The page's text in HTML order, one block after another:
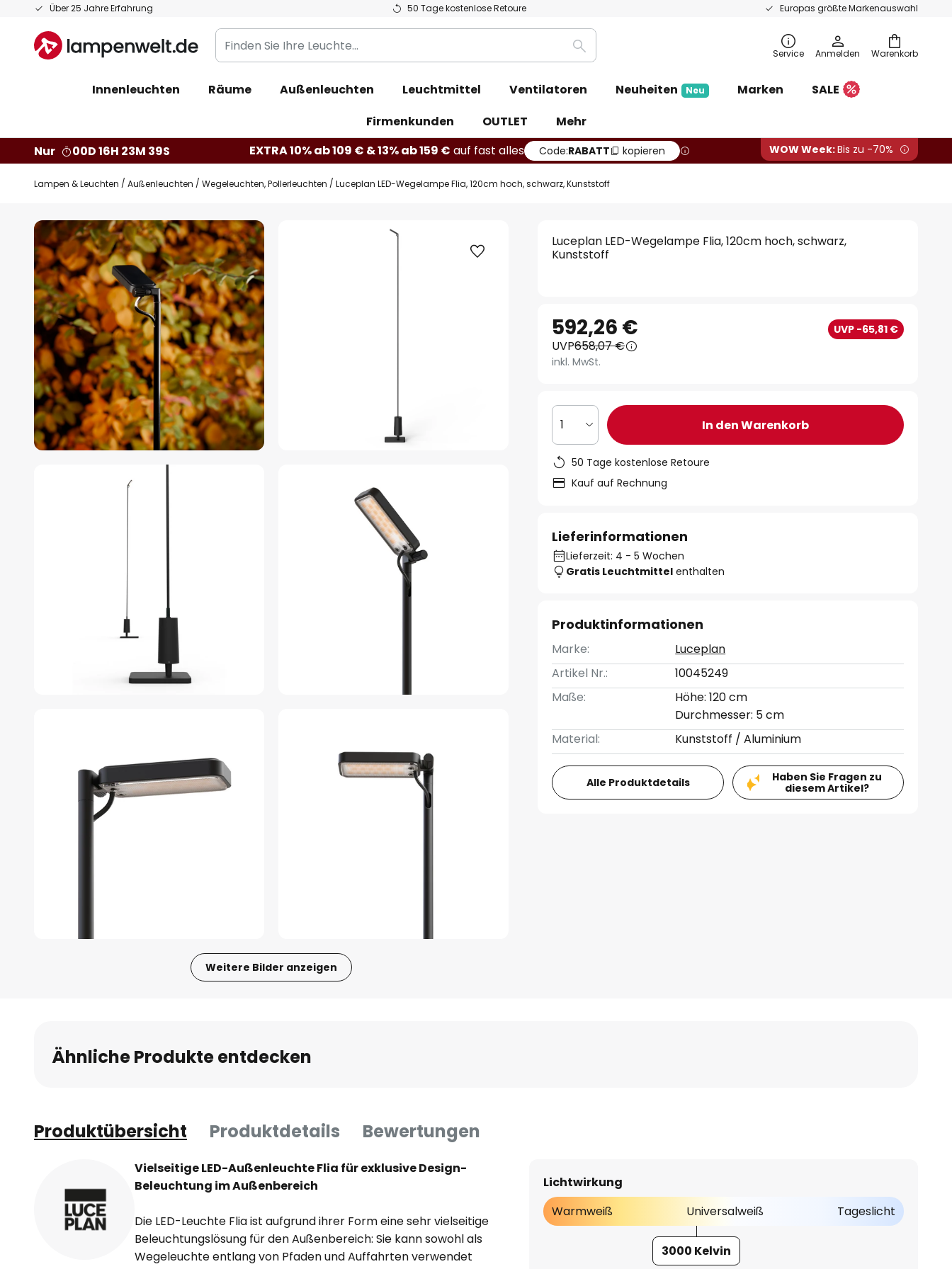
Über 25 Jahre Erfahrung 50 Tage kostenlose Retoure Europas größte Markenauswahl
Zum
springen
Warenkorb
Finden
Sie
Leuchte...
Suche Service Anmelden
Innenleuchten Räume Außenleuchten Leuchtmittel Ventilatoren Neuheiten Neu Marken
SALE
Firmenkunden
OUTLET
Mehr
Nur
00D 16H 23M 38S EXTRA 10% ab 109 € & 13% ab 159 € auf fast alles Code:RABATT kopieren WOW Week:Bis zu -70%
Lampen & Leuchten Außenleuchten Wegeleuchten, Pollerleuchten Luceplan LED-Wegelampe Flia, 120cm hoch, schwarz, Kunststoff
Zum
Ende
der
Bildgalerie
springen
Weitere Bilder anzeigen
Bildgalerie
springen
Luceplan LED-Wegelampe Flia, 120cm hoch, schwarz,
Kunststoff
592,26 € UVP -65,81 €
UVP658,07 €
inkl. MwSt.
1 In den Warenkorb
50 Tage kostenlose Retoure
Kauf auf Rechnung
Lieferinformationen
Lieferzeit: 4 - 5 Wochen
Gratis Leuchtmittel enthalten
Produktinformationen
Marke:
Luceplan
Artikel Nr.:
10045249
Maße:
Höhe: 120 cm
Durchmesser: 5 cm
Material:
Kunststoff / Aluminium
Alle Produktdetails
Haben Sie Fragen zu
diesem Artikel?
Ähnliche Produkte entdecken
Produktübersicht Produktdetails Bewertungen
Vielseitige LED-Außenleuchte Flia für exklusive Design-
Beleuchtung im Außenbereich
Die LED-Leuchte Flia ist aufgrund ihrer Form eine sehr vielseitige
Beleuchtungslösung für den Außenbereich: Sie kann sowohl als
Wegeleuchte entlang von Pfaden und Auffahrten verwendet
Lichtwirkung
Warmweiß
Universalweiß Tageslicht
3000 Kelvin